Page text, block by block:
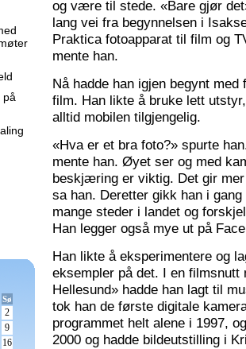
på
Sø
2
9
16
og være til stede. «Bare gjør
lang vei fra begynnelsen i
Praktica fotoapparat til film og
mente han.
Nå hadde han igjen begynt
film. Han likte å bruke lett
alltid mobilen tilgjengelig.
«Hva er et bra foto?» spurte
mente han. Øyet ser og med
beskjæring er viktig. Det gir
sa han. Deretter gikk han i
mange steder i landet og
Han legger også mye ut på
Han likte å eksperimentere og
eksempler på det. I en filmsnutt
Hellesund» hadde han lagt til
tok han de første digitale
programmet helt alene i 1997,
2000 og hadde bildeutstilling i